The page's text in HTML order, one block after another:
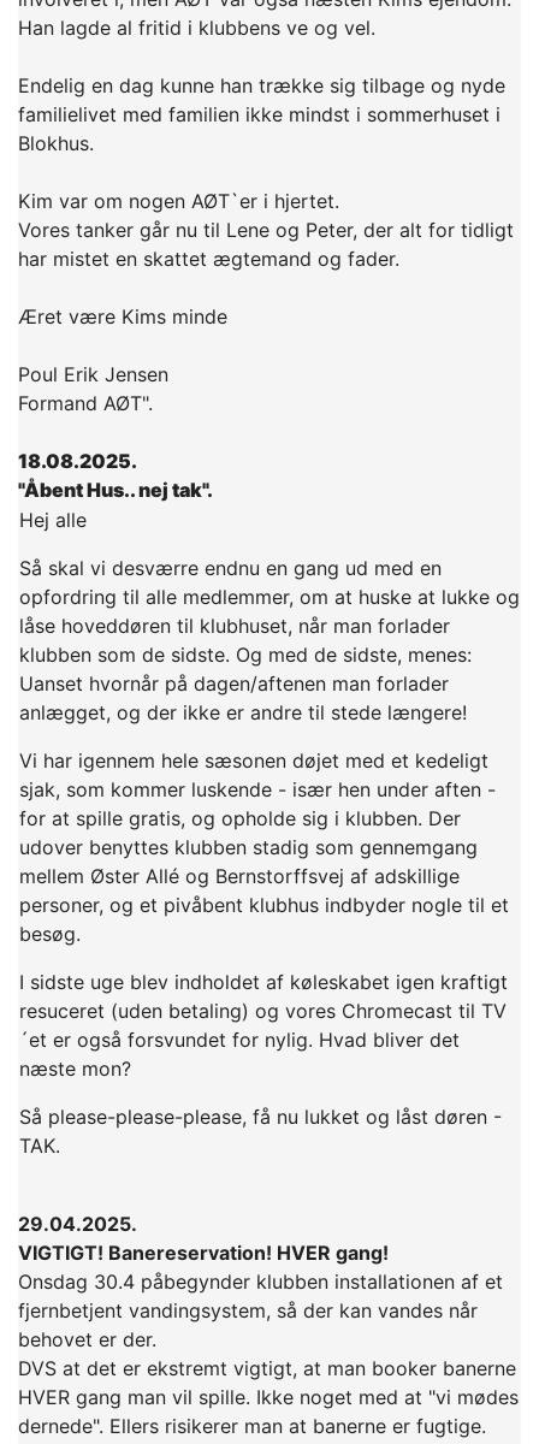
Han lagde al fritid i klubbens ve og vel.
Endelig en dag kunne han trække sig tilbage og nyde
familielivet med familien ikke mindst i sommerhuset i
Blokhus.
Kim var om nogen AØT`er i hjertet.
Vores tanker går nu til Lene og Peter, der alt for tidligt
har mistet en skattet ægtemand og fader.
Æret være Kims minde
Poul Erik Jensen
Formand AØT".
18.08.2025.
"Åbent Hus.. nej tak".
Hej alle
Så skal vi desværre endnu en gang ud med en
opfordring til alle medlemmer, om at huske at lukke og
låse hoveddøren til klubhuset, når man forlader
klubben som de sidste. Og med de sidste, menes:
Uanset hvornår på dagen/aftenen man forlader
anlægget, og der ikke er andre til stede længere!
Vi har igennem hele sæsonen døjet med et kedeligt
sjak, som kommer luskende - især hen under aften -
for at spille gratis, og opholde sig i klubben. Der
udover benyttes klubben stadig som gennemgang
mellem Øster Allé og Bernstorffsvej af adskillige
personer, og et pivåbent klubhus indbyder nogle til et
besøg.
I sidste uge blev indholdet af køleskabet igen kraftigt
resuceret (uden betaling) og vores Chromecast til TV
´et er også forsvundet for nylig. Hvad bliver det
næste mon?
Så please-please-please, få nu lukket og låst døren -
TAK.
29.04.2025.
VIGTIGT! Banereservation! HVER gang!
Onsdag 30.4 påbegynder klubben installationen af et
fjernbetjent vandingsystem, så der kan vandes når
behovet er der.
DVS at det er ekstremt vigtigt, at man booker banerne
HVER gang man vil spille. Ikke noget med at "vi mødes
dernede". Ellers risikerer man at banerne er fugtige.